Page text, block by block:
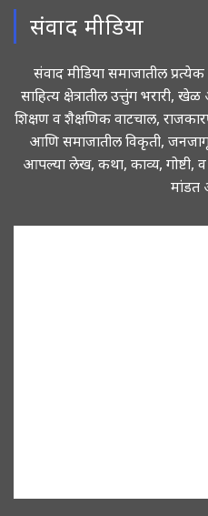
संवाद मीडिया
संवाद मीडिया समाजातील
साहित्य क्षेत्रातील उत्तुंग भरारी,
शिक्षण व शैक्षणिक वाटचाल,
आणि समाजातील विकृती,
आपल्या लेख, कथा, काव्य, गोष्टी, व
मांडत